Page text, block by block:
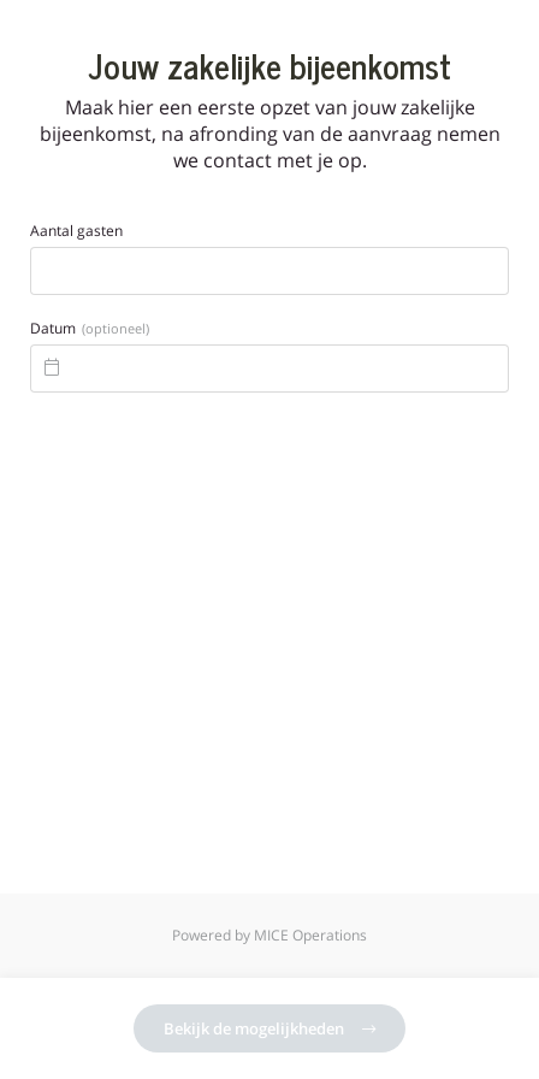
Jouw zakelijke bijeenkomst
Maak hier een eerste opzet van jouw zakelijke
bijeenkomst, na afronding van de aanvraag nemen
we contact met je op.
Aantal gasten
Datum (optioneel)

Powered by MICE Operations
Bekijk de mogelijkheden